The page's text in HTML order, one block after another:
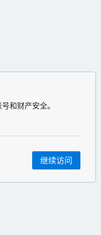
和财产安全。
继续访问